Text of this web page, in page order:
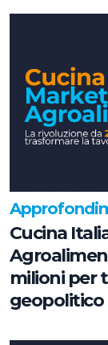
Cucina
milioni per
geopolitico